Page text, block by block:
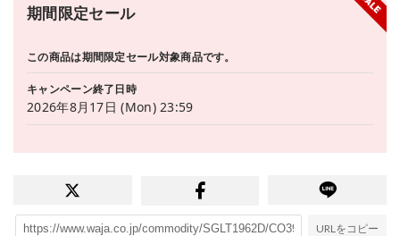
期間限定セール
この商品は期間限定セール対象商品です。
キャンペーン終了日時
2026年8月17日 (Mon) 23:59
URLをコピー